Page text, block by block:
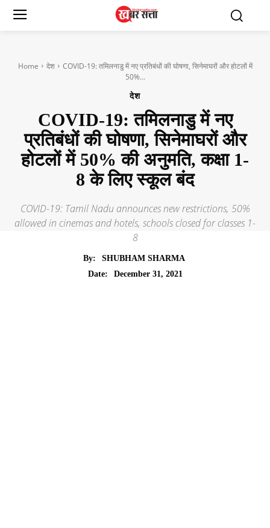
Home देश
COVID-19: तमिलनाडु में नए प्रतिबंधों की घोषणा, सिनेमाघरों और होटलों में
50%...
देश
COVID-19: तमिलनाडु में नए
प्रतिबंधों की घोषणा, सिनेमाघरों और
होटलों में 50% की अनुमति, कक्षा 1-
8 के लिए स्कूल बंद
COVID-19: Tamil Nadu announces new restrictions, 50%
allowed in cinemas and hotels, schools closed for classes 1-
8
By:
SHUBHAM SHARMA
Date:
December 31, 2021